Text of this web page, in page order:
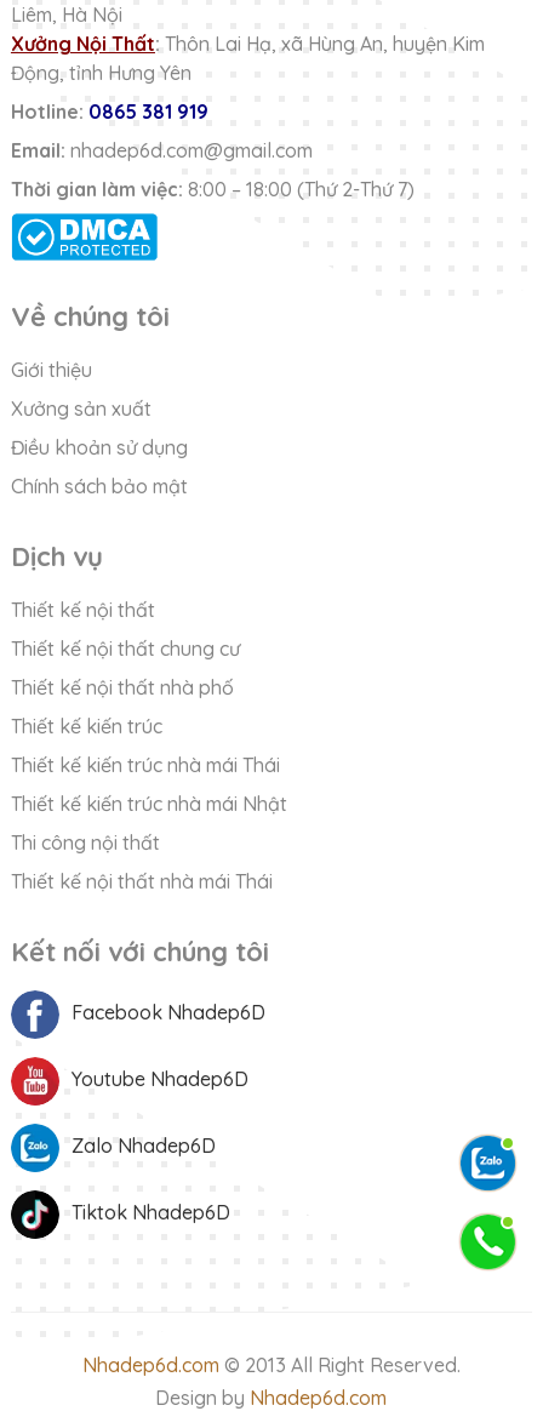
Liêm, Hà Nội
Xưởng Nội Thất: Thôn Lai Hạ, xã Hùng An, huyện Kim
Động, tỉnh Hưng Yên
Hotline: 0865 381 919
Email: nhadep6d.com@gmail.com
Thời gian làm việc: 8:00 – 18:00 (Thứ 2-Thứ 7)
Về chúng tôi
Giới thiệu
Xưởng sản xuất
Điều khoản sử dụng
Chính sách bảo mật
Dịch vụ
Thiết kế nội thất
Thiết kế nội thất chung cư
Thiết kế nội thất nhà phố
Thiết kế kiến trúc
Thiết kế kiến trúc nhà mái Thái
Thiết kế kiến trúc nhà mái Nhật
Thi công nội thất
Thiết kế nội thất nhà mái Thái
Kết nối với chúng tôi
Facebook Nhadep6D
Youtube Nhadep6D
Zalo Nhadep6D
Tiktok Nhadep6D
Nhadep6d.com © 2013 All Right Reserved.
Design by Nhadep6d.com